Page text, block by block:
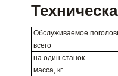
Обслуживаемое
всего
на один станок
масса, кг